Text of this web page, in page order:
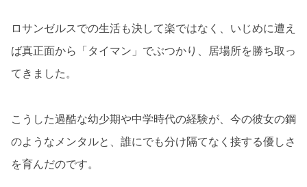
ロサンゼルスでの生活も決して楽ではなく、いじめに遭え
ば真正面から「タイマン」でぶつかり、居場所を勝ち取っ
てきました。
こうした過酷な幼少期や中学時代の経験が、今の彼女の鋼
のようなメンタルと、誰にでも分け隔てなく接する優しさ
を育んだのです。